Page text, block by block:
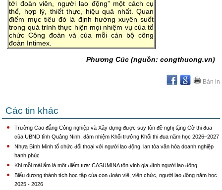
tới đoàn viên, người lao động” một cách cụ
thể, hợp lý, thiết thực, hiệu quả nhất. Quan
điểm mục tiêu đó là định hướng xuyên suốt
trong quá trình thực hiện mọi nhiệm vụ của tổ
chức Công đoàn và của mỗi cán bộ công
đoàn Intimex.
Phương Cúc (nguồn: congthuong.vn)
Bản in
Các tin khác
Trường Cao đẳng Công nghiệp và Xây dựng được suy tôn đề nghị tặng Cờ thi đua
của UBND tỉnh Quảng Ninh, đảm nhiệm Khối trưởng Khối thi đua năm học 2026–2027
Nhựa Bình Minh tổ chức đối thoại với người lao động, lan tỏa văn hóa doanh nghiệp
hạnh phúc
Khi mỗi mái ấm là một điểm tựa: CASUMINA tôn vinh gia đình người lao động
Biểu dương thành tích học tập của con đoàn viê, viên chức, người lao động năm học
2025 - 2026